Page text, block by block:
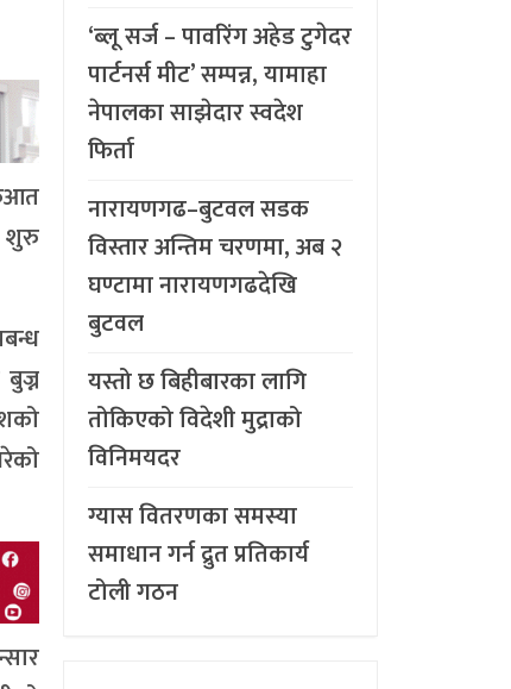
शुरु
‘ब्लू सर्ज – पावरिंग अहेड टुगेदर
पार्टनर्स मीट’ सम्पन्न, यामाहा
नेपालका साझेदार स्वदेश
फिर्ता
नारायणगढ–बुटवल सडक
विस्तार अन्तिम चरणमा, अब २
घण्टामा नारायणगढदेखि
बुटवल
यस्तो छ बिहीबारका लागि
तोकिएको विदेशी मुद्राको
विनिमयदर
ग्यास वितरणका समस्या
समाधान गर्न द्रुत प्रतिकार्य
टोली गठन